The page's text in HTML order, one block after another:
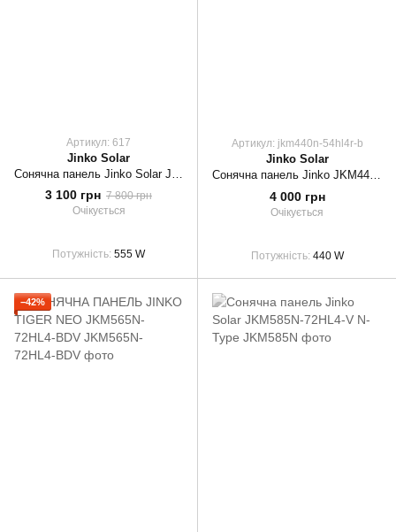
Артикул: 617
Jinko Solar
3 100 грн 7 800 грн
Очікується
Потужність 555 W
Артикул: jkm440n-54hl4r-b
Jinko Solar
Сонячна панель Jinko JKM440N-54HL4R-B 440Вт (Full Black)
4 000 грн
Очікується
Потужність 440 W
−42%